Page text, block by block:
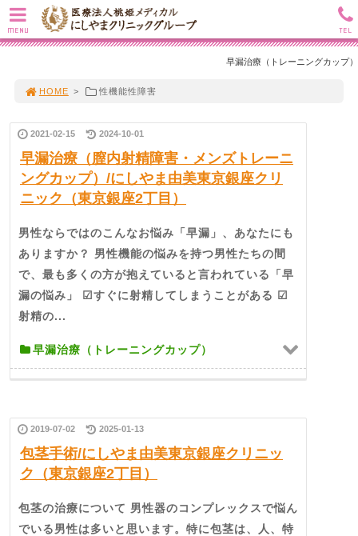
早漏治療（トレーニングカップ）
HOME > 性機能性障害
2021-02-15 2024-10-01
早漏治療（膣内射精障害・メンズトレーニ
ングカップ）/にしやま由美東京銀座クリ
ニック（東京銀座2丁目）
男性ならではのこんなお悩み「早漏」、あなたにも
ありますか？ 男性機能の悩みを持つ男性たちの間
で、最も多くの方が抱えていると言われている「早
漏の悩み」 ☑すぐに射精してしまうことがある ☑
射精の...
早漏治療（トレーニングカップ）
2019-07-02 2025-01-13
包茎手術/にしやま由美東京銀座クリニッ
ク（東京銀座2丁目）
包茎の治療について 男性器のコンプレックスで悩ん
でいる男性は多いと思います。特に包茎は、人、特
MENU TEL